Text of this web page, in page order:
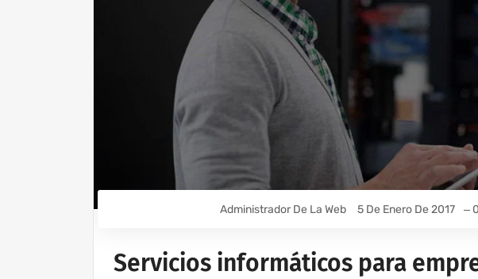
Administrador De La Web 5 De Enero De 2017
Servicios informáticos para